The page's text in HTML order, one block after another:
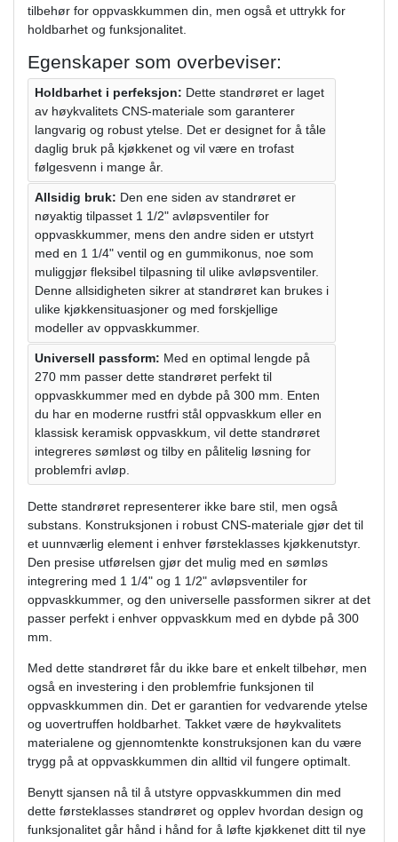
tilbehør for oppvaskkummen din, men også et uttrykk for
holdbarhet og funksjonalitet.
Egenskaper som overbeviser:
Holdbarhet i perfeksjon: Dette standrøret er laget
av høykvalitets CNS-materiale som garanterer
langvarig og robust ytelse. Det er designet for å tåle
daglig bruk på kjøkkenet og vil være en trofast
følgesvenn i mange år.
Allsidig bruk: Den ene siden av standrøret er
nøyaktig tilpasset 1 1/2" avløpsventiler for
oppvaskkummer, mens den andre siden er utstyrt
med en 1 1/4" ventil og en gummikonus, noe som
muliggjør fleksibel tilpasning til ulike avløpsventiler.
Denne allsidigheten sikrer at standrøret kan brukes i
ulike kjøkkensituasjoner og med forskjellige
modeller av oppvaskkummer.
Universell passform: Med en optimal lengde på
270 mm passer dette standrøret perfekt til
oppvaskkummer med en dybde på 300 mm. Enten
du har en moderne rustfri stål oppvaskkum eller en
klassisk keramisk oppvaskkum, vil dette standrøret
integreres sømløst og tilby en pålitelig løsning for
problemfri avløp.
Dette standrøret representerer ikke bare stil, men også
substans. Konstruksjonen i robust CNS-materiale gjør det til
et uunnværlig element i enhver førsteklasses kjøkkenutstyr.
Den presise utførelsen gjør det mulig med en sømløs
integrering med 1 1/4" og 1 1/2" avløpsventiler for
oppvaskkummer, og den universelle passformen sikrer at det
passer perfekt i enhver oppvaskkum med en dybde på 300
mm.
Med dette standrøret får du ikke bare et enkelt tilbehør, men
også en investering i den problemfrie funksjonen til
oppvaskkummen din. Det er garantien for vedvarende ytelse
og uovertruffen holdbarhet. Takket være de høykvalitets
materialene og gjennomtenkte konstruksjonen kan du være
trygg på at oppvaskkummen din alltid vil fungere optimalt.
Benytt sjansen nå til å utstyre oppvaskkummen din med
dette førsteklasses standrøret og opplev hvordan design og
funksjonalitet går hånd i hånd for å løfte kjøkkenet ditt til nye